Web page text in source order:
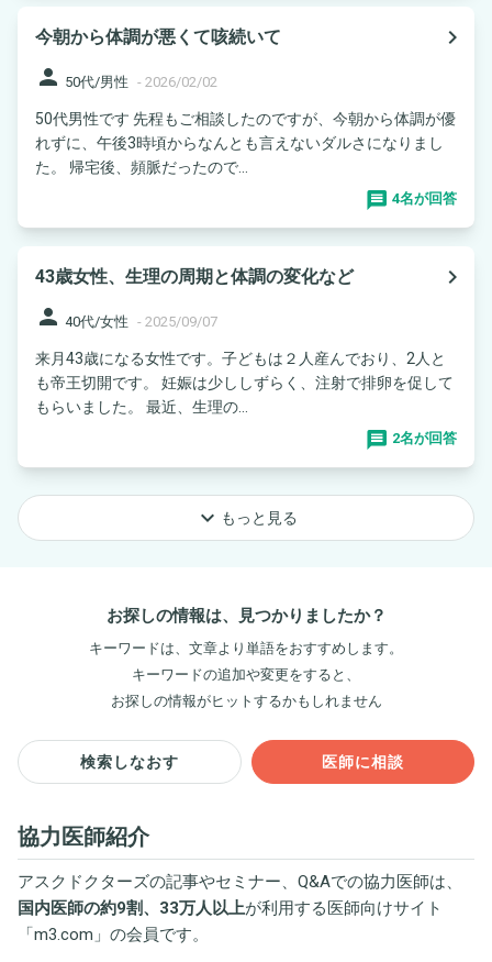
今朝から体調が悪くて咳続いて
navigate_next
person 50代/男性 - 2026/02/02
50代男性です 先程もご相談したのですが、今朝から体調が優
れずに、午後3時頃からなんとも言えないダルさになりまし
た。 帰宅後、頻脈だったので...
4名が回答
43歳女性、生理の周期と体調の変化など
navigate_next
person 40代/女性 - 2025/09/07
来月43歳になる女性です。子どもは２人産んでおり、2人と
も帝王切開です。 妊娠は少ししずらく、注射で排卵を促して
もらいました。 最近、生理の...
2名が回答
keyboard_arrow_down もっと見る
お探しの情報は、見つかりましたか？
キーワードは、文章より単語をおすすめします。
キーワードの追加や変更をすると、
お探しの情報がヒットするかもしれません
検索しなおす 医師に相談
協力医師紹介
アスクドクターズの記事やセミナー、Q&Aでの協力医師は、
国内医師の約9割、33万人以上が利用する医師向けサイト
「m3.com 」の会員です。